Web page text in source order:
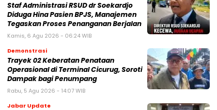
Staf Administrasi RSUD dr Soekardjo
Diduga Hina Pasien BPJS, Manajemen
Tegaskan Proses Penanganan Berjalan
Kamis, 6 Agu 2026 - 06:24 WIB
Demonstrasi
‎Trayek 02 Keberatan Penataan
Operasional di Terminal Cicurug, Soroti
Dampak bagi Penumpang
Rabu, 5 Agu 2026 - 14:07 WIB
Jabar Update